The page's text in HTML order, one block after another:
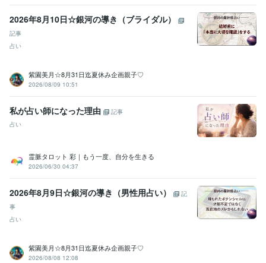
2026年8月10日☆銀河の導き（ブライダル）
記事
占い
紫園美月☆8月31日迄夏休み企画親子♡
2026/08/09 10:51
私が占い師になった理由
記事
占い
霊脈タロット 彩｜もう一度、自分を生きる
2026/06/30 04:37
2026年8月9日☆銀河の導き（男性用占い）
記
事
占い
紫園美月☆8月31日迄夏休み企画親子♡
2026/08/08 12:08